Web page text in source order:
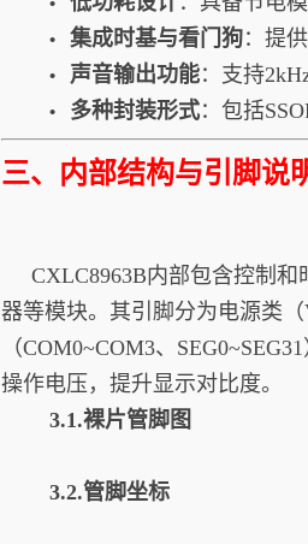
• 集成时基与看门狗：提
• 声音输出功能：支持
• 多种封装形式：包括
三、内部结构与引脚说
CXLC8963B内部包含控制和
器等模块。其引脚分为电源类
（COM0~COM3、
操作电压，提升显示对比度。
3.1.裸片管脚图
3.2.管脚坐标